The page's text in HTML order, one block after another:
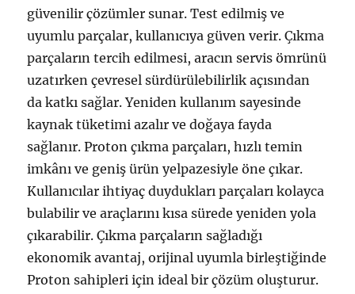
güvenilir çözümler sunar. Test edilmiş ve
uyumlu parçalar, kullanıcıya güven verir. Çıkma
parçaların tercih edilmesi, aracın servis ömrünü
uzatırken çevresel sürdürülebilirlik açısından
da katkı sağlar. Yeniden kullanım sayesinde
kaynak tüketimi azalır ve doğaya fayda
sağlanır. Proton çıkma parçaları, hızlı temin
imkânı ve geniş ürün yelpazesiyle öne çıkar.
Kullanıcılar ihtiyaç duydukları parçaları kolayca
bulabilir ve araçlarını kısa sürede yeniden yola
çıkarabilir. Çıkma parçaların sağladığı
ekonomik avantaj, orijinal uyumla birleştiğinde
Proton sahipleri için ideal bir çözüm oluşturur.